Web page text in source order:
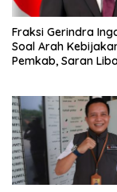
Fraksi Gerindra
Soal Arah
Pemkab, Saran